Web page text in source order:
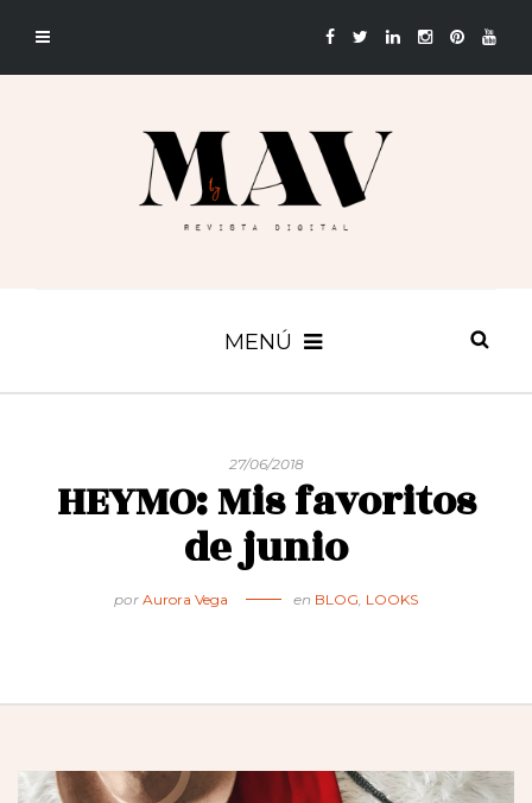
MENÚ
27/06/2018
HEYMO: Mis favoritos
de junio
por Aurora Vega en BLOG, LOOKS